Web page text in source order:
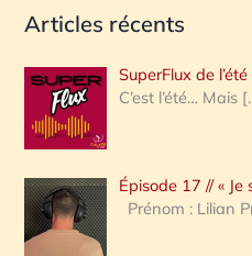
c
e
r
c
h
e
Articles récents
SuperFlux de l’été
C’est l’été… Mais
Épisode 17 // « Je
Prénom : Lilian